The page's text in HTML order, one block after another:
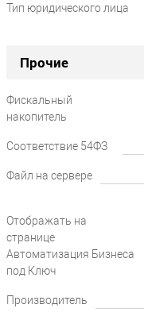
Тип юридического лица
Прочие
Фискальный
накопитель
Соответствие 54ФЗ
Файл на сервере
Отображать на
странице
Автоматизация Бизнеса
под Ключ
Производитель